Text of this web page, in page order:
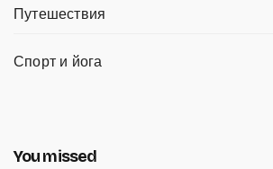
Путешествия
Спорт и йога
You missed